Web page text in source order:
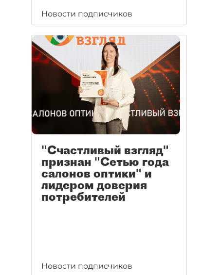
Новости подписчиков
"Счастливый взгляд"
признан "Сетью года
салонов оптики" и
лидером доверия
потребителей
Новости подписчиков